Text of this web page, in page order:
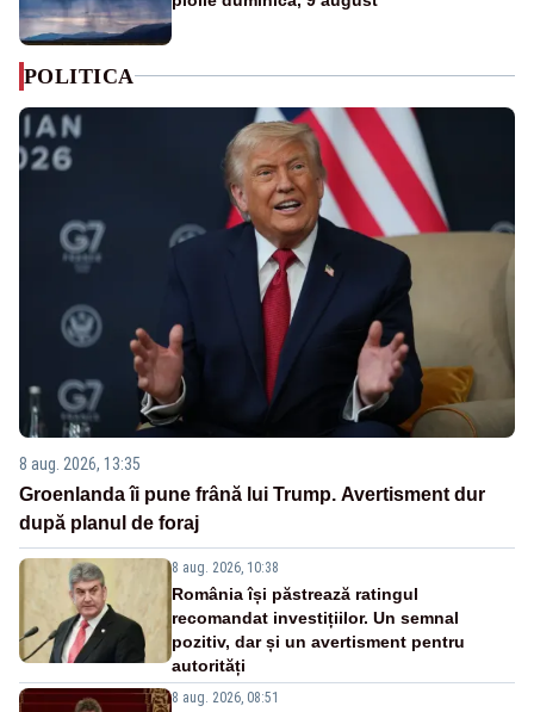
POLITICA
8 aug. 2026, 13:35
Groenlanda îi pune frână lui Trump. Avertisment dur
după planul de foraj
8 aug. 2026, 10:38
România își păstrează ratingul
recomandat investițiilor. Un semnal
pozitiv, dar și un avertisment pentru
autorități
8 aug. 2026, 08:51